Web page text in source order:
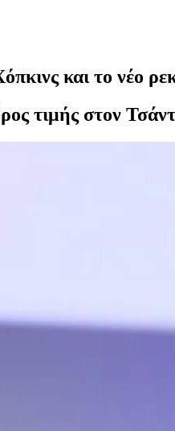
και το νέο
τιμής στον